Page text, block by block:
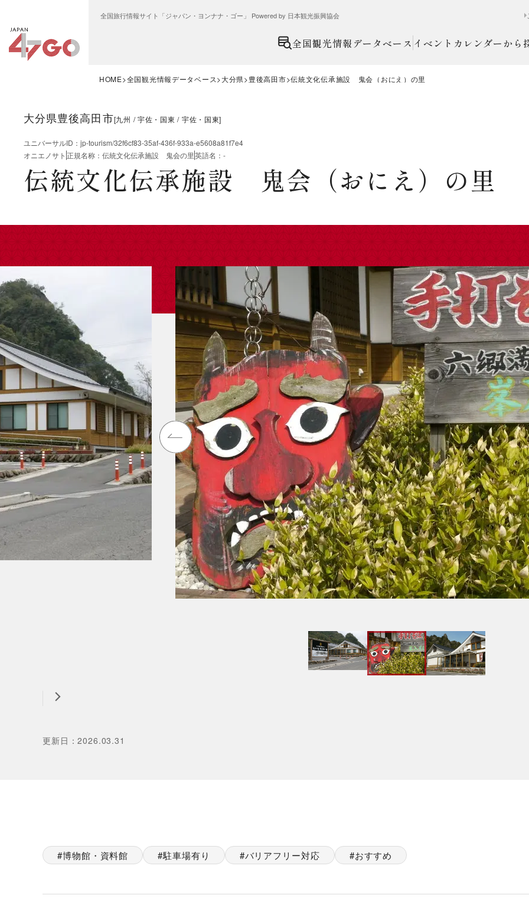
全国旅行情報サイト「ジャパン・ヨンナナ・ゴー」 Powered by 日本観光振興協会
全国観光情報データベース イベントカレンダーから
HOME 全国観光情報データベース 大分県 豊後高田市 伝統文化伝承施設 鬼会（おにえ）の里
大分県豊後高田市[九州 宇佐・国東 宇佐・国東]
ユニバーサルID ： jp-tourism/32f6cf83-35af-436f-933a-e5608a81f7e4
オニエノサト 正規名称 ： 伝統文化伝承施設 鬼会の里英語名 ： -
伝統文化伝承施設 鬼会（おにえ）の里
更新日 ：2026.03.31
博物館・資料館 駐車場有り バリアフリー対応 おすすめ